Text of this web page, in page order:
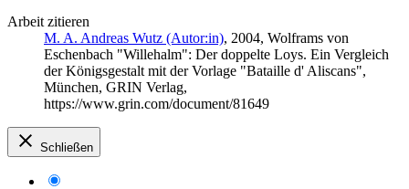
Arbeit zitieren
M. A. Andreas Wutz (Autor:in), 2004, Wolframs von
Eschenbach "Willehalm": Der doppelte Loys. Ein Vergleich
der Königsgestalt mit der Vorlage "Bataille d' Aliscans",
München, GRIN Verlag,
https://www.grin.com/document/81649
Schließen